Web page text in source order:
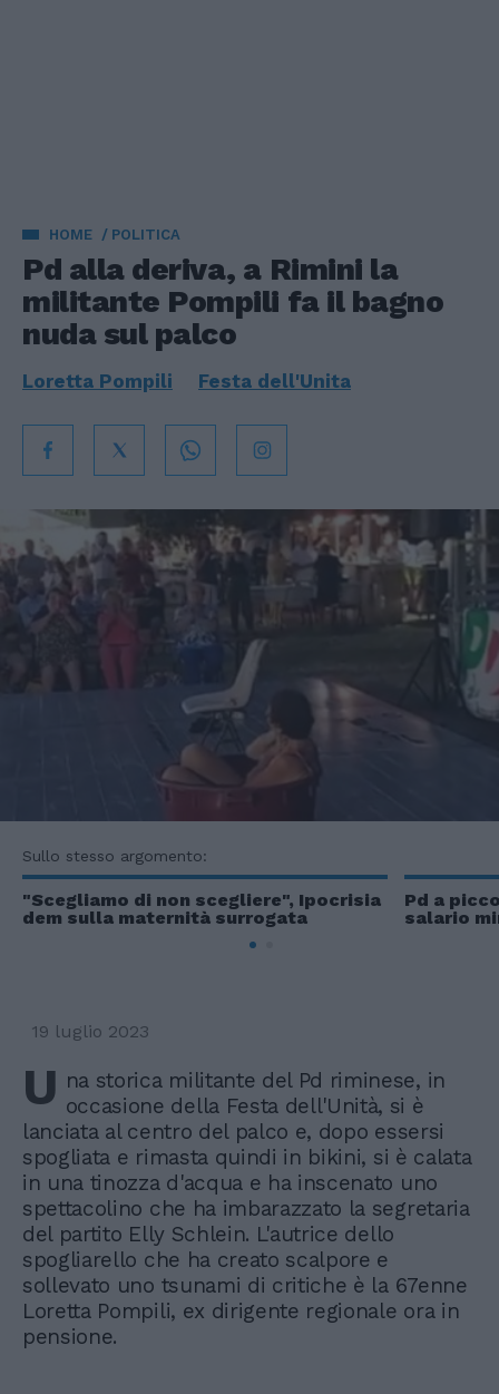
HOME POLITICA
Pd alla deriva, a Rimini la
militante Pompili fa il bagno
nuda sul palco
Loretta Pompili Festa dell'Unita
Sullo stesso argomento:
"Scegliamo di non scegliere", Ipocrisia
dem sulla maternità surrogata
Pd a
salario
19 luglio 2023
U na storica militante del Pd riminese, in
occasione della Festa dell'Unità, si è
lanciata al centro del palco e, dopo essersi
spogliata e rimasta quindi in bikini, si è calata
in una tinozza d'acqua e ha inscenato uno
spettacolino che ha imbarazzato la segretaria
del partito Elly Schlein. L'autrice dello
spogliarello che ha creato scalpore e
sollevato uno tsunami di critiche è la 67enne
Loretta Pompili, ex dirigente regionale ora in
pensione.